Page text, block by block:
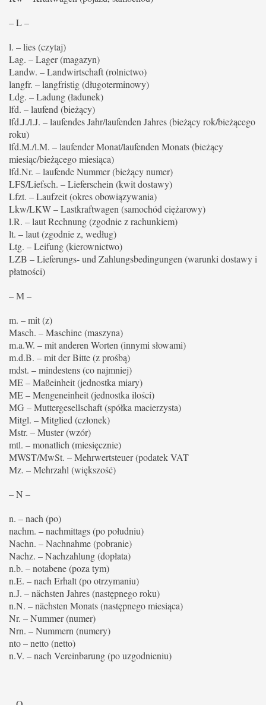
– L –
l. – lies (czytaj)
Lag. – Lager (magazyn)
Landw. – Landwirtschaft (rolnictwo)
langfr. – langfristig (długoterminowy)
Ldg. – Ladung (ładunek)
lfd. – laufend (bieżący)
lfd.J./l.J. – laufendes Jahr/laufenden Jahres (bieżący rok/bieżącego
roku)
lfd.M./l.M. – laufender Monat/laufenden Monats (bieżący
miesiąc/bieżącego miesiąca)
lfd.Nr. – laufende Nummer (bieżący numer)
LFS/Liefsch. – Lieferschein (kwit dostawy)
Lfzt. – Laufzeit (okres obowiązywania)
Lkw/LKW – Lastkraftwagen (samochód ciężarowy)
l.R. – laut Rechnung (zgodnie z rachunkiem)
lt. – laut (zgodnie z, według)
Ltg. – Leifung (kierownictwo)
LZB – Lieferungs- und Zahlungsbedingungen (warunki dostawy i
płatności)
– M –
m. – mit (z)
Masch. – Maschine (maszyna)
m.a.W. – mit anderen Worten (innymi słowami)
m.d.B. – mit der Bitte (z prośbą)
mdst. – mindestens (co najmniej)
ME – Maßeinheit (jednostka miary)
ME – Mengeneinheit (jednostka ilości)
MG – Muttergesellschaft (spółka macierzysta)
Mitgl. – Mitglied (członek)
Mstr. – Muster (wzór)
mtl. – monatlich (miesięcznie)
MWST/MwSt. – Mehrwertsteuer (podatek VAT
Mz. – Mehrzahl (większość)
– N –
n. – nach (po)
nachm. – nachmittags (po południu)
Nachn. – Nachnahme (pobranie)
Nachz. – Nachzahlung (dopłata)
n.b. – notabene (poza tym)
n.E. – nach Erhalt (po otrzymaniu)
n.J. – nächsten Jahres (następnego roku)
n.N. – nächsten Monats (następnego miesiąca)
Nr. – Nummer (numer)
Nrn. – Nummern (numery)
nto – netto (netto)
n.V. – nach Vereinbarung (po uzgodnieniu)